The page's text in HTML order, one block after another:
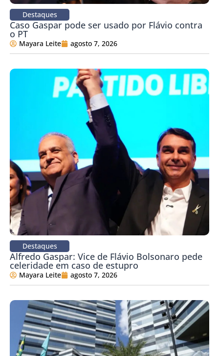
Destaques
Caso Gaspar pode ser usado por Flávio contra
o PT
Mayara Leite agosto 7, 2026
Destaques
Alfredo Gaspar: Vice de Flávio Bolsonaro pede
celeridade em caso de estupro
Mayara Leite agosto 7, 2026